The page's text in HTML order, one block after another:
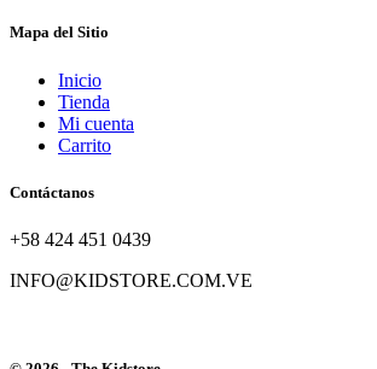
Mapa del Sitio
Inicio
Tienda
Mi cuenta
Carrito
Contáctanos
+58 424 451 0439
INFO@KIDSTORE.COM.VE